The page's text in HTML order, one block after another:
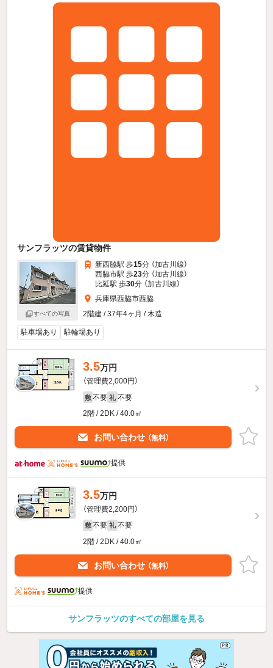
サンフラッツの賃貸物件
すべての写真
新西脇駅 歩15分 （加古川線）
西脇市駅 歩23分 （加古川線）
比延駅 歩30分 （加古川線）
兵庫県西脇市西脇
2階建 / 37年4ヶ月 / 木造
駐車場あり 駐輪場あり
3.5万円
（管理費2,000円）
敷 不要 礼 不要
2階 / 2DK / 40.0㎡
お問い合わせ （無料）
提供
3.5万円
（管理費2,200円）
敷 不要 礼 不要
2階 / 2DK / 40.0㎡
お問い合わせ （無料）
提供
サンフラッツのすべての部屋を見る